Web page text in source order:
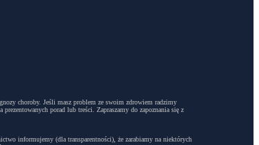
choroby. Jeśli masz problem ze swoim zdrowiem radzimy
porad lub treści. Zapraszamy do zapoznania się z
informujemy (dla transparentności), że zarabiamy na niektórych